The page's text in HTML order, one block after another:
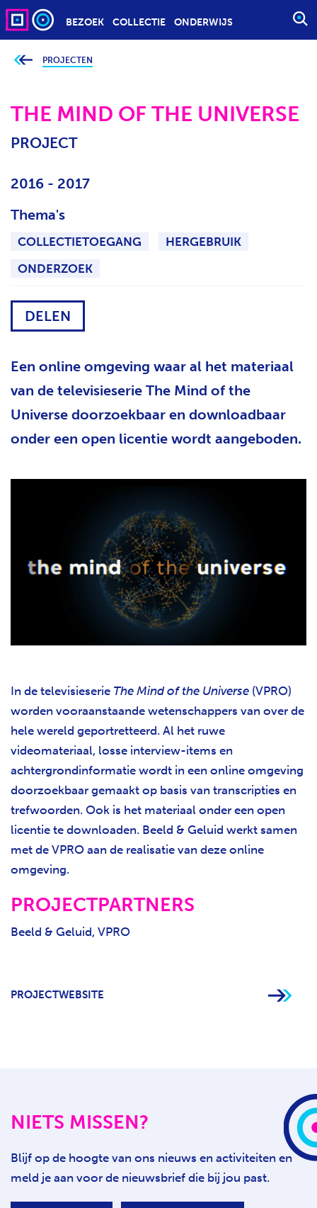
BEZOEK COLLECTIE ONDERWIJS
S
T
E
J
v
i
:
PROJECTEN
THE MIND OF THE UNIVERSE
PROJECT
2016 - 2017
Thema's
COLLECTIETOEGANG
HERGEBRUIK
ONDERZOEK
DELEN
Een online omgeving waar al het materiaal
van de televisieserie The Mind of the
Universe doorzoekbaar en downloadbaar
onder een open licentie wordt aangeboden.
In de televisieserie The Mind of the Universe (VPRO)
worden vooraanstaande wetenschappers van over de
hele wereld geportretteerd. Al het ruwe
videomateriaal, losse interview-items en
achtergrondinformatie wordt in een online omgeving
doorzoekbaar gemaakt op basis van transcripties en
trefwoorden. Ook is het materiaal onder een open
licentie te downloaden. Beeld & Geluid werkt samen
met de VPRO aan de realisatie van deze online
omgeving.
PROJECTPARTNERS
Beeld & Geluid, VPRO
PROJECTWEBSITE
NIETS MISSEN?
Blijf op de hoogte van ons nieuws en activiteiten en
meld je aan voor de nieuwsbrief die bij jou past.